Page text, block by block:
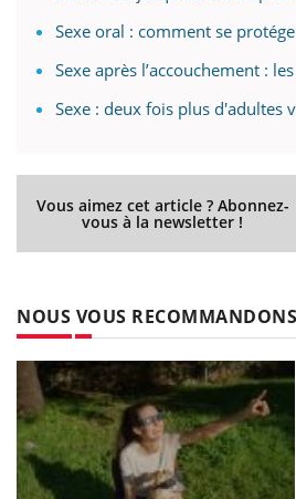
Sexe oral : comment se
Sexe après l’accouchement :
Sexe : deux fois plus d'adultes
Vous aimez cet article ? Abonnez-
vous à la newsletter !
NOUS VOUS RECOMMANDONS